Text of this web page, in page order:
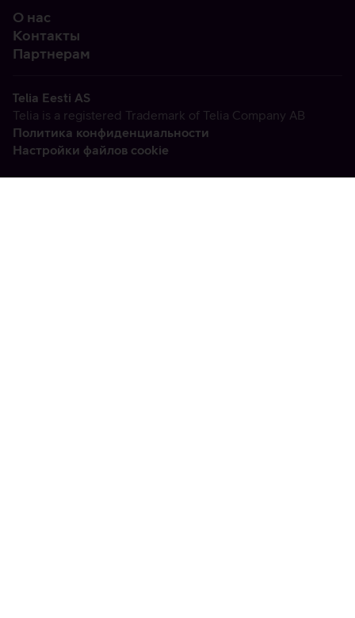
О нас
Контакты
Партнерам
Telia Eesti AS
Telia is a registered Trademark of Telia Company AB
Политика конфиденциальности
Настройки файлов cookie